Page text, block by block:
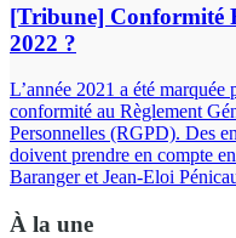
[Tribune] Conformité
2022 ?
L’année 2021 a été
conformité au Règlement
Personnelles (RGPD). Des
doivent prendre en compte
Baranger et Jean-Eloi
À la une